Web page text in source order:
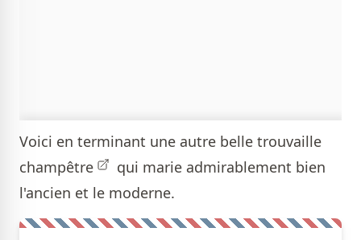
Voici en terminant une autre belle trouvaille
champêtre
qui marie admirablement bien
l'ancien et le moderne.